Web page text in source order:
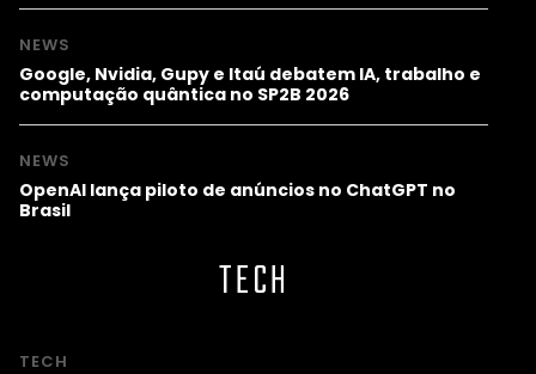
NEWS
Google, Nvidia, Gupy e Itaú debatem IA, trabalho e
computação quântica no SP2B 2026
NEWS
OpenAI lança piloto de anúncios no ChatGPT no
Brasil
TECH
TECH